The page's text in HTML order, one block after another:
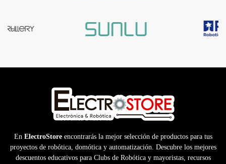
EnElectroStoreencontrarás la mejor selección de productos para tus
proyectos de robótica, domótica y automatización. Descubre los mejores
descuentos educativos para Clubs de Robótica y mayoristas, recursos